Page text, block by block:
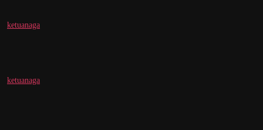
ketuanaga
ketuanaga